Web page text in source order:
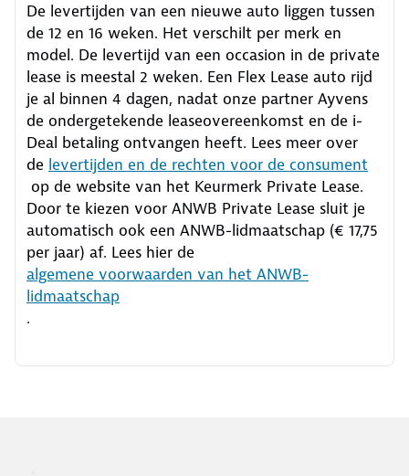
De levertijden van een nieuwe auto liggen tussen
de 12 en 16 weken. Het verschilt per merk en
model. De levertijd van een occasion in de private
lease is meestal 2 weken. Een Flex Lease auto rijd
je al binnen 4 dagen, nadat onze partner Ayvens
de ondergetekende leaseovereenkomst en de i-
Deal betaling ontvangen heeft. Lees meer over
de levertijden en de rechten voor de consument
op de website van het Keurmerk Private Lease.
Door te kiezen voor ANWB Private Lease sluit je
automatisch ook een ANWB-lidmaatschap (€ 17,75
per jaar) af. Lees hier de
algemene voorwaarden van het ANWB-
lidmaatschap
.